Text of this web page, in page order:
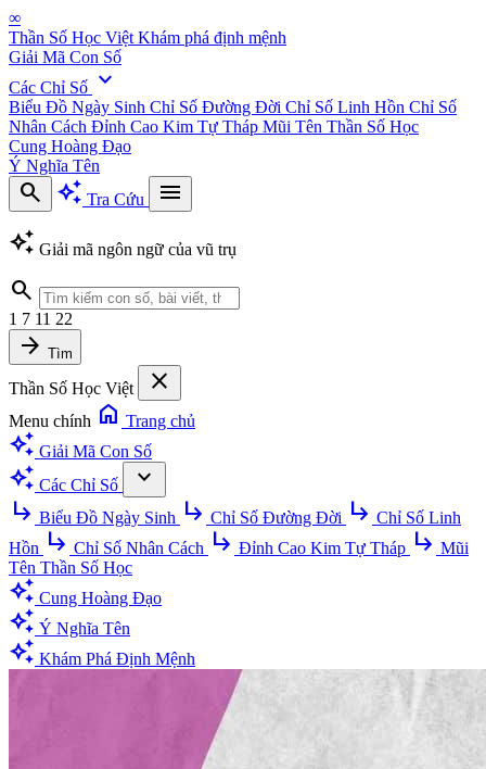
∞
Thần Số Học Việt Khám phá định mệnh
Giải Mã Con Số
Các Chỉ Số expand_more
Biểu Đồ Ngày Sinh Chỉ Số Đường Đời Chỉ Số Linh Hồn Chỉ Số
Nhân Cách Đỉnh Cao Kim Tự Tháp Mũi Tên Thần Số Học
Cung Hoàng Đạo
Ý Nghĩa Tên
search auto_awesome Tra Cứu
menu
auto_awesome Giải mã ngôn ngữ của vũ trụ
search
1 7 11 22
arrow_forward Tìm
Thần Số Học Việt close
Menu chính home Trang chủ
auto_awesome Giải Mã Con Số
auto_awesome Các Chỉ Số
expand_more
subdirectory_arrow_right Biểu Đồ Ngày Sinh subdirectory_arrow_right Chỉ Số Đường Đời subdirectory_arrow_right Chỉ Số Linh
Hồn subdirectory_arrow_right Chỉ Số Nhân Cách subdirectory_arrow_right Đỉnh Cao Kim Tự Tháp subdirectory_arrow_right Mũi
Tên Thần Số Học
auto_awesome Cung Hoàng Đạo
auto_awesome Ý Nghĩa Tên
auto_awesome Khám Phá Định Mệnh